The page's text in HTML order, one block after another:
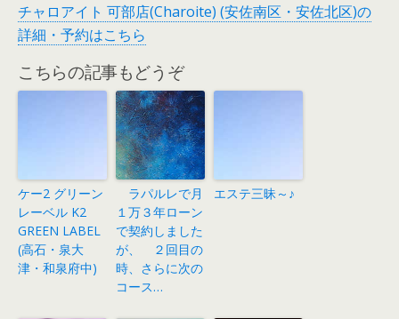
チャロアイト 可部店(Charoite) (安佐南区・安佐北区)の
詳細・予約はこちら
こちらの記事もどうぞ
ケー2 グリーン
レーベル K2
GREEN LABEL
(高石・泉大
津・和泉府中)
ラパルレで月
１万３年ローン
で契約しました
が、 ２回目の
時、さらに次の
コース…
エステ三昧～♪